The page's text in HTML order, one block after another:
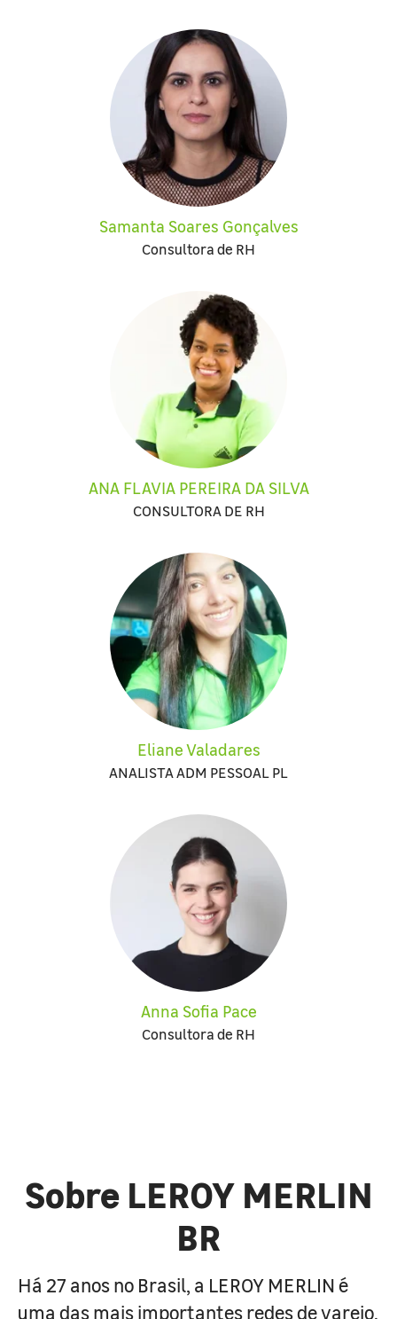
Samanta Soares Gonçalves
Consultora de RH
ANA FLAVIA PEREIRA DA SILVA
CONSULTORA DE RH
Eliane Valadares
ANALISTA ADM PESSOAL PL
Anna Sofia Pace
Consultora de RH
Sobre LEROY MERLIN
BR
Há 27 anos no Brasil, a LEROY MERLIN é
uma das mais importantes redes de varejo,